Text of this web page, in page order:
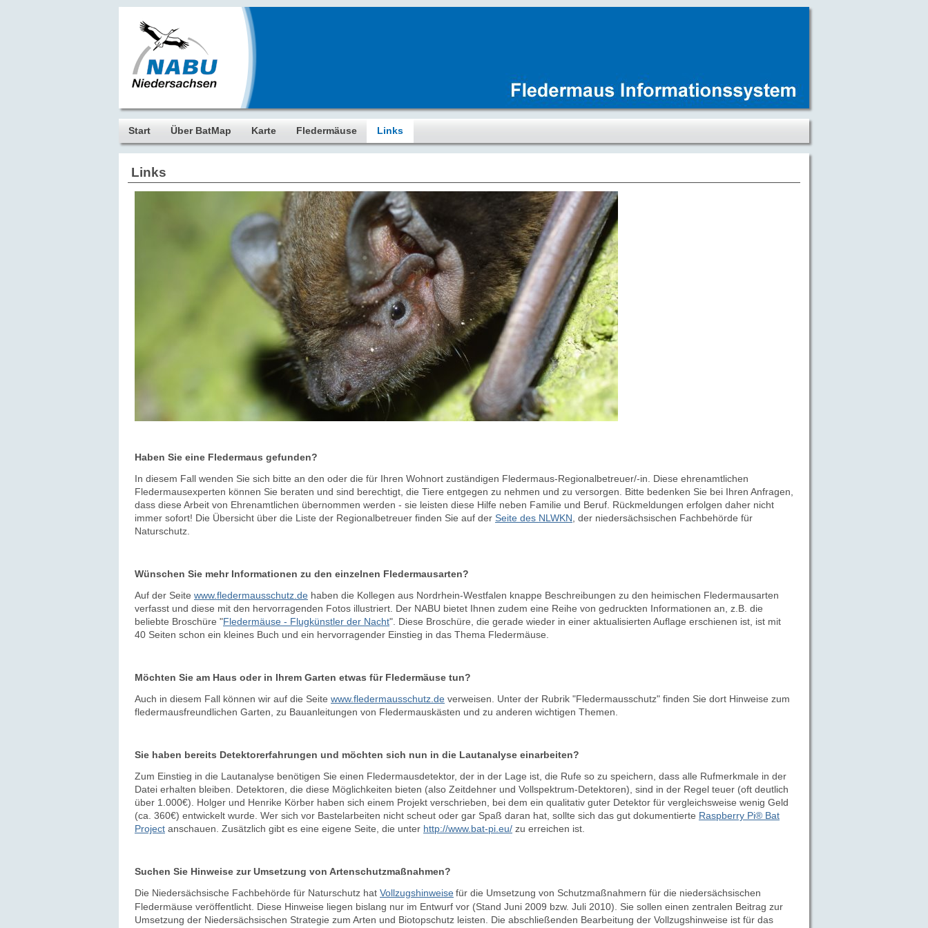
Start Über BatMap Karte Fledermäuse Links
Links
Haben Sie eine Fledermaus gefunden?
In diesem Fall wenden Sie sich bitte an den oder die für Ihren Wohnort zuständigen Fledermaus-Regionalbetreuer/-in. Diese ehrenamtlichen
Fledermausexperten können Sie beraten und sind berechtigt, die Tiere entgegen zu nehmen und zu versorgen. Bitte bedenken Sie bei Ihren Anfragen,
dass diese Arbeit von Ehrenamtlichen übernommen werden - sie leisten diese Hilfe neben Familie und Beruf. Rückmeldungen erfolgen daher nicht
immer sofort! Die Übersicht über die Liste der Regionalbetreuer finden Sie auf der Seite des NLWKN , der niedersächsischen Fachbehörde für
Naturschutz.
Wünschen Sie mehr Informationen zu den einzelnen Fledermausarten?
Auf der Seite www.fledermausschutz.de haben die Kollegen aus Nordrhein-Westfalen knappe Beschreibungen zu den heimischen Fledermausarten
verfasst und diese mit den hervorragenden Fotos illustriert. Der NABU bietet Ihnen zudem eine Reihe von gedruckten Informationen an, z.B. die
beliebte Broschüre "Fledermäuse - Flugkünstler der Nacht". Diese Broschüre, die gerade wieder in einer aktualisierten Auflage erschienen ist, ist mit
40 Seiten schon ein kleines Buch und ein hervorragender Einstieg in das Thema Fledermäuse.
Möchten Sie am Haus oder in Ihrem Garten etwas für Fledermäuse tun?
Auch in diesem Fall können wir auf die Seite www.fledermausschutz.de verweisen. Unter der Rubrik "Fledermausschutz" finden Sie dort Hinweise zum
fledermausfreundlichen Garten, zu Bauanleitungen von Fledermauskästen und zu anderen wichtigen Themen.
Sie haben bereits Detektorerfahrungen und möchten sich nun in die Lautanalyse einarbeiten?
Zum Einstieg in die Lautanalyse benötigen Sie einen Fledermausdetektor, der in der Lage ist, die Rufe so zu speichern, dass alle Rufmerkmale in der
Datei erhalten bleiben. Detektoren, die diese Möglichkeiten bieten (also Zeitdehner und Vollspektrum-Detektoren), sind in der Regel teuer (oft deutlich
über 1.000€). Holger und Henrike Körber haben sich einem Projekt verschrieben, bei dem ein qualitativ guter Detektor für vergleichsweise wenig Geld
(ca. 360€) entwickelt wurde. Wer sich vor Bastelarbeiten nicht scheut oder gar Spaß daran hat, sollte sich das gut dokumentierte Raspberry Pi® Bat
Project anschauen. Zusätzlich gibt es eine eigene Seite, die unter http://www.bat-pi.eu/ zu erreichen ist.
Suchen Sie Hinweise zur Umsetzung von Artenschutzmaßnahmen?
Die Niedersächsische Fachbehörde für Naturschutz hat Vollzugshinweisefür die Umsetzung von Schutzmaßnahmern für die niedersächsischen
Fledermäuse veröffentlicht. Diese Hinweise liegen bislang nur im Entwurf vor (Stand Juni 2009 bzw. Juli 2010). Sie sollen einen zentralen Beitrag zur
Umsetzung der Niedersächsischen Strategie zum Arten und Biotopschutz leisten. Die abschließenden Bearbeitung der Vollzugshinweise ist für das